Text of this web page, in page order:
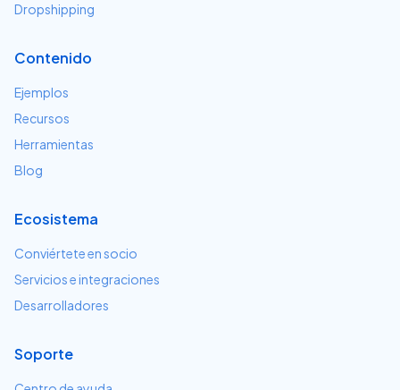
Dropshipping
Contenido
Ejemplos
Recursos
Herramientas
Blog
Ecosistema
Conviértete en socio
Servicios e integraciones
Desarrolladores
Soporte